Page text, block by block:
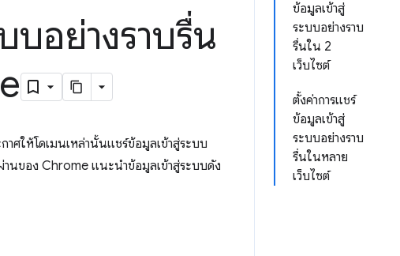
ข้อมูลเข้าสู่
ระบบอย่างราบ
รื่นใน 2
เว็บไซต์
ตั้งค่าการแชร์
ข้อมูลเข้าสู่
ระบบอย่างราบ
รื่นในหลาย
เว็บไซต์
บอย่างราบรื่น
ศให้โดเมนเหล่านั้นแชร์ข้อมูลเข้าสู่ระบบ
านของ Chrome แนะนำข้อมูลเข้าสู่ระบบดัง